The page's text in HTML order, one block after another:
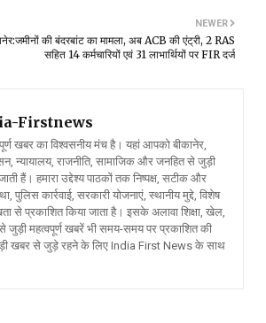
NEWER
की बंदरबांट का मामला, अब ACB की एंट्री, 2 RAS
सहित 14 कर्मचारियों एवं 31 लाभार्थियों पर FIR दर्ज
Firstnews
खबर का विश्वसनीय मंच है। यहां आपको बीकानेर,
न्यायालय, राजनीति, सामाजिक और जनहित से जुड़ी
हैं। हमारा उद्देश्य पाठकों तक निष्पक्ष, सटीक और
पुलिस कार्रवाई, सरकारी योजनाएं, स्थानीय मुद्दे, विशेष
से प्रकाशित किया जाता है। इसके अलावा शिक्षा, खेल,
जुड़ी महत्वपूर्ण खबरें भी समय-समय पर प्रकाशित की
खबर से जुड़े रहने के लिए India First News के साथ